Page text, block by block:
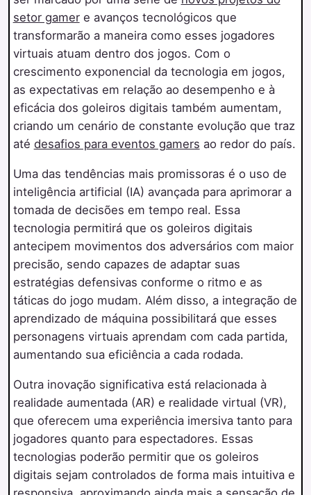
setor gamere avanços tecnológicos que
transformarão a maneira como esses jogadores
virtuais atuam dentro dos jogos. Com o
crescimento exponencial da tecnologia em jogos,
as expectativas em relação ao desempenho e à
eficácia dos goleiros digitais também aumentam,
criando um cenário de constante evolução que traz
até desafios para eventos gamers ao redor do país.
Uma das tendências mais promissoras é o uso de
inteligência artificial (IA) avançada para aprimorar a
tomada de decisões em tempo real. Essa
tecnologia permitirá que os goleiros digitais
antecipem movimentos dos adversários com maior
precisão, sendo capazes de adaptar suas
estratégias defensivas conforme o ritmo e as
táticas do jogo mudam. Além disso, a integração de
aprendizado de máquina possibilitará que esses
personagens virtuais aprendam com cada partida,
aumentando sua eficiência a cada rodada.
Outra inovação significativa está relacionada à
realidade aumentada (AR) e realidade virtual (VR),
que oferecem uma experiência imersiva tanto para
jogadores quanto para espectadores. Essas
tecnologias poderão permitir que os goleiros
digitais sejam controlados de forma mais intuitiva e